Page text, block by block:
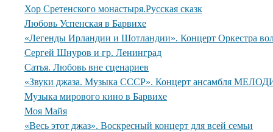
Хор Сретенского монастыря.Русская сказк
Любовь Успенская в Барвихе
«Легенды Ирландии и Шотландии». Концерт Оркестра
Сергей Шнуров и гр. Ленинград
Сатья. Любовь вне сценариев
«Звуки джаза. Музыка СССР». Концерт ансамбля
Музыка мирового кино в Барвихе
Моя Майя
«Весь этот джаз». Воскресный концерт для всей семьи